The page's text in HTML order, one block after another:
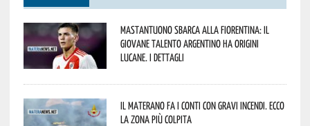
Mastantuono sbarca alla Fiorentina: il
giovane talento argentino ha origini
lucane. I dettagli
Il materano fa i conti con gravi incendi. Ecco
la zona più colpita